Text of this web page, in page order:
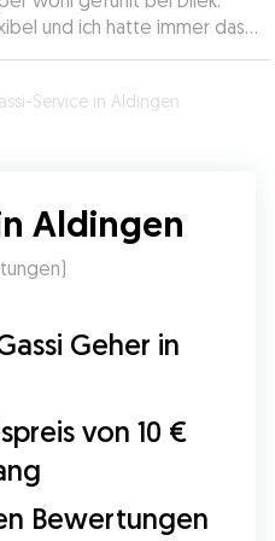
und ich hatte immer das
in guten Händen ist. Wir
Service in Aldingen
Aldingen
)
Geher in
von 10 €
Bewertungen